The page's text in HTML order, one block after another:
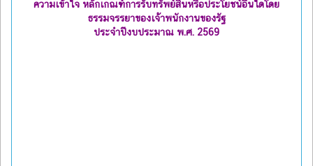
ความเข้าใจ หลักเกณฑ์การรับทรัพย์สินหรือประโยชน์อื่นใดโดย
ธรรมจรรยาของเจ้าพนักงานของรัฐ
ประจำปีงบประมาณ พ.ศ. 2569